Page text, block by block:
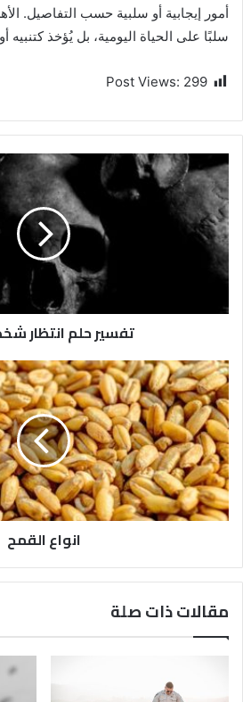
أمور إيجابية أو سلبية حسب التفاصيل.
سلبًا على الحياة اليومية، بل يُؤخذ كتنبيه
Post Views: 299
تفسير حلم انتظار
انواع القمح
مقالات ذات صلة